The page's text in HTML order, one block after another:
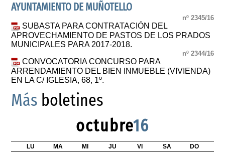
AYUNTAMIENTO DE MUÑOTELLO
nº 2345/16
SUBASTA PARA CONTRATACIÓN DEL
APROVECHAMIENTO DE PASTOS DE LOS PRADOS
MUNICIPALES PARA 2017-2018.
nº 2344/16
CONVOCATORIA CONCURSO PARA
ARRENDAMIENTO DEL BIEN INMUEBLE (VIVIENDA)
EN LA C/ IGLESIA, 68, 1º.
Más boletines
octubre16
LU MA MI JU VI SA DO